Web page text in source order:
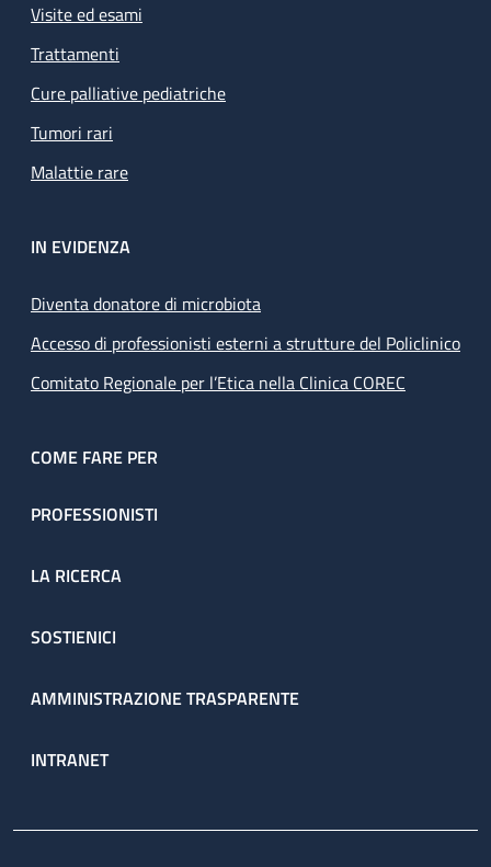
Visite ed esami
Trattamenti
Cure palliative pediatriche
Tumori rari
Malattie rare
IN EVIDENZA
Diventa donatore di microbiota
Accesso di professionisti esterni a strutture del Policlinico
Comitato Regionale per l’Etica nella Clinica COREC
COME FARE PER
PROFESSIONISTI
LA RICERCA
SOSTIENICI
AMMINISTRAZIONE TRASPARENTE
INTRANET